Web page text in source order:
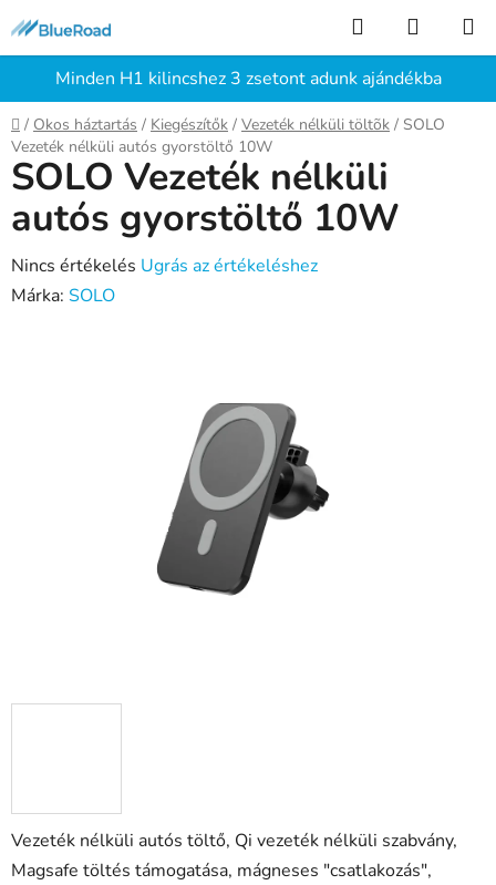
fő
tartalomhozMinden H1 kilincshez 3 zsetont adunk ajándékba
KeresésKOSÁR
Kezdőlap
/ Okos háztartás / Kiegészítők / Vezeték nélküli töltõk / SOLO
Vezeték nélküli autós gyorstöltő 10W
Vezeték nélküli autós töltő, Qi vezeték nélküli szabvány,
Magsafe töltés támogatása, mágneses "csatlakozás",
SOLO Vezeték nélküli
autós gyorstöltő 10W
A
termék
Nincs értékelés Ugrás az értékeléshez
Márka: SOLO